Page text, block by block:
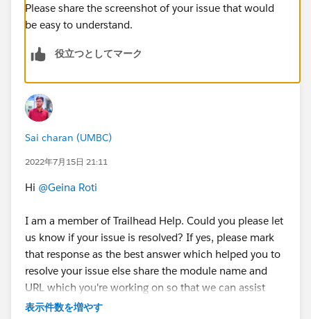
Please share the screenshot of your issue that would
be easy to understand.
役立つとしてマーク
Sai charan (UMBC)
2022年7月15日 21:11
Hi @Geina Roti
I am a member of Trailhead Help. Could you please let
us know if your issue is resolved? If yes, please mark
that response as the best answer which helped you to
resolve your issue else share the module name and
URL which you're working on so that we can assist
you.
表示件数を増やす